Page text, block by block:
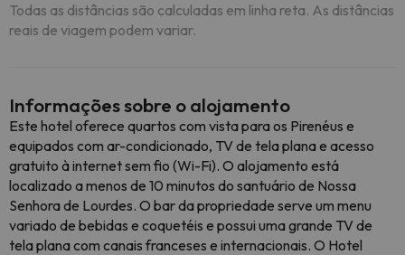
Todas as distâncias são calculadas em linha reta. As distâncias
reais de viagem podem variar.
Informações sobre o alojamento
Este hotel oferece quartos com vista para os Pirenéus e
equipados com ar-condicionado, TV de tela plana e acesso
gratuito à internet sem fio (Wi-Fi). O alojamento está
localizado a menos de 10 minutos do santuário de Nossa
Senhora de Lourdes. O bar da propriedade serve um menu
variado de bebidas e coquetéis e possui uma grande TV de
tela plana com canais franceses e internacionais. O Hotel